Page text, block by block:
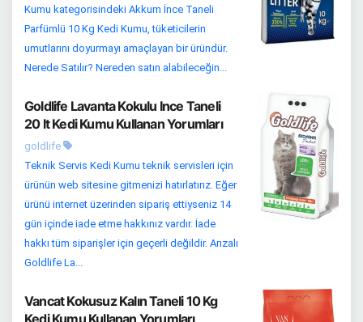
Kumu kategorisindeki Akkum İnce Taneli
Parfümlü 10 Kg Kedi Kumu, tüketicilerin
umutlarını doyurmayı amaçlayan bir üründür.
Nerede Satılır? Nereden satın alabileceğin...
Goldlife Lavanta Kokulu Ince Taneli
20 lt Kedi Kumu Kullanan Yorumları
goldlife
Teknik Servis Kedi Kumu teknik servisleri için
ürünün web sitesine gitmenizi hatırlatırız. Eğer
ürünü internet üzerinden sipariş ettiyseniz 14
gün içinde iade etme hakkınız vardır. İade
hakkı tüm siparişler için geçerli değildir. Arızalı
Goldlife La...
Vancat Kokusuz Kalın Taneli 10 Kg
Kedi Kumu Kullanan Yorumları